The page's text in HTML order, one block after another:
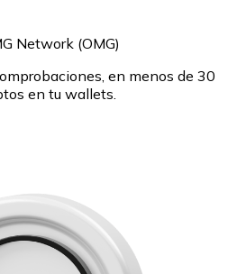
Network (OMG)
en menos de 30
en tu wallets.